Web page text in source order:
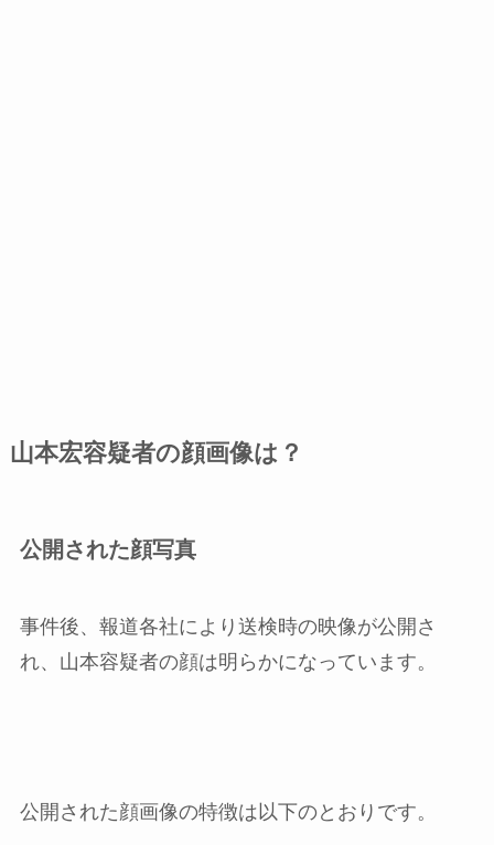
山本宏容疑者の顔画像は？
公開された顔写真
事件後、報道各社により送検時の映像が公開さ
れ、山本容疑者の顔は明らかになっています。
公開された顔画像の特徴は以下のとおりです。